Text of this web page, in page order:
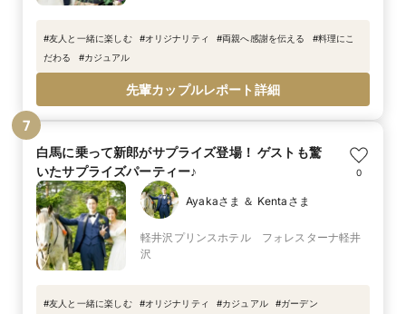
#友人と一緒に楽しむ #オリジナリティ #両親へ感謝を伝える #料理にこ
だわる
#カジュアル
先輩カップルレポート詳細
7
白馬に乗って新郎がサプライズ登場！ ゲストも驚
いたサプライズパーティー♪
0
Ayakaさま ＆ Kentaさま
軽井沢プリンスホテル フォレスターナ軽井
沢
#友人と一緒に楽しむ #オリジナリティ #カジュアル #ガーデン